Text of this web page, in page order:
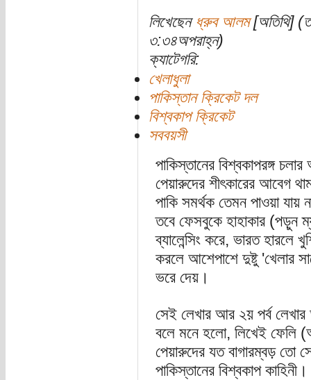
লিখেছেন ধ্রুব আলম[অতিথি]
৩:৩৪অপরাহ্ন)
ক্যাটেগরি:
খেলাধুলা
পাকিস্তান ক্রিকেট দল
বিশ্বকাপ ক্রিকেট
সববয়সী
পাকিস্তানের বিশ্বকাপরঙ্গ
পেয়ারুদের শীৎকারের আবেগ
পাকি সমর্থক তেমন পাওয়া যায়
তবে ফেসবুকে হাহাকার (পড়ুন
ব্যালেন্সিং করে, ভারত হারলে
করলে আশেপাশে দুষ্টু 'খেলার
ভরে দেয়।
সেই লেখার আর ২য় পর্ব
বলে মনে হলো, লিখেই ফেলি
পেয়ারুদের যত বাগারম্বড় তো
পাকিস্তানের বিশ্বকাপ কাহিনী।